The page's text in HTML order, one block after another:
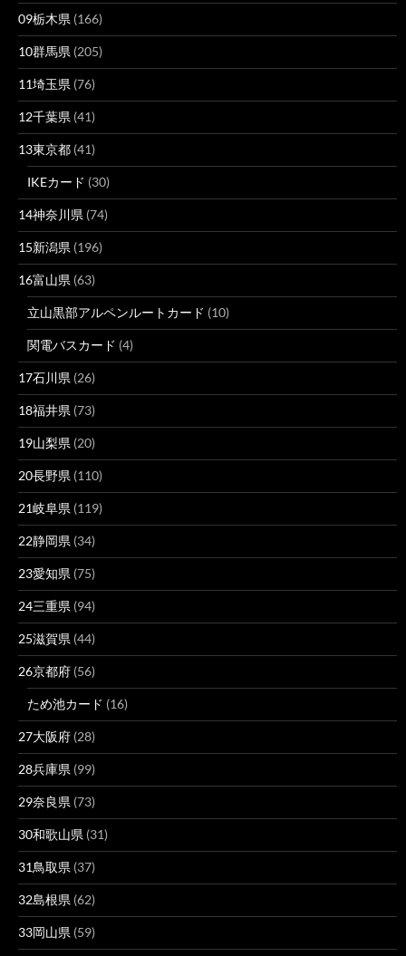
09栃木県 (166)
10群馬県 (205)
11埼玉県 (76)
12千葉県 (41)
13東京都 (41)
IKEカード (30)
14神奈川県 (74)
15新潟県 (196)
16富山県 (63)
立山黒部アルペンルートカード (10)
関電バスカード (4)
17石川県 (26)
18福井県 (73)
19山梨県 (20)
20長野県 (110)
21岐阜県 (119)
22静岡県 (34)
23愛知県 (75)
24三重県 (94)
25滋賀県 (44)
26京都府 (56)
ため池カード (16)
27大阪府 (28)
28兵庫県 (99)
29奈良県 (73)
30和歌山県 (31)
31鳥取県 (37)
32島根県 (62)
33岡山県 (59)